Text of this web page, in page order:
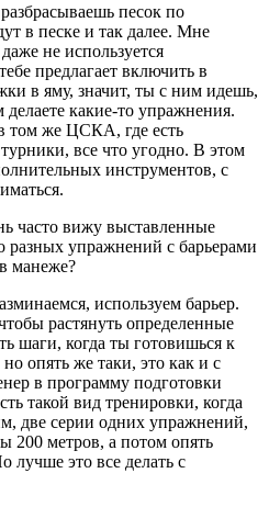
песок по
в песке и так далее. Мне
не используется
предлагает включить в
в яму, значит, ты с ним идешь,
какие-то упражнения.
том же ЦСКА, где есть
все что угодно. В этом
инструментов, с
часто вижу выставленные
упражнений с барьерами
манеже?
используем барьер.
растянуть определенные
шаги, когда ты готовишься к
но опять же таки, это как и с
в программу подготовки
такой вид тренировки, когда
две серии одних упражнений,
200 метров, а потом опять
лучше это все делать с